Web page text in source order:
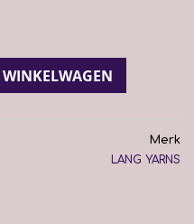
Merk
LANG YARNS